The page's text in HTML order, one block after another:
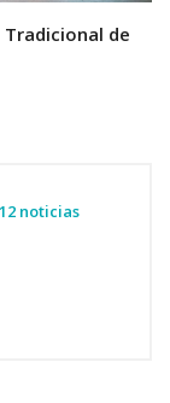
de
noticias